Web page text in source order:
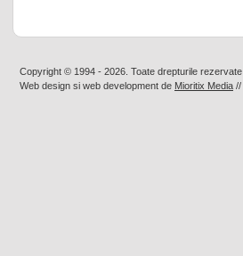
Copyright © 1994 - 2026. Toate drepturile rezervate
Web design si web development de Mioritix Media //